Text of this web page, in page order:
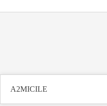
A2MICILE